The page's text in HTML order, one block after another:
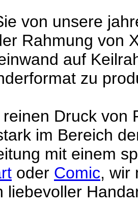
von unsere
Rahmung von
auf
zu
Druck von
im Bereich
mit einem
oder Comic, wir
liebevoller